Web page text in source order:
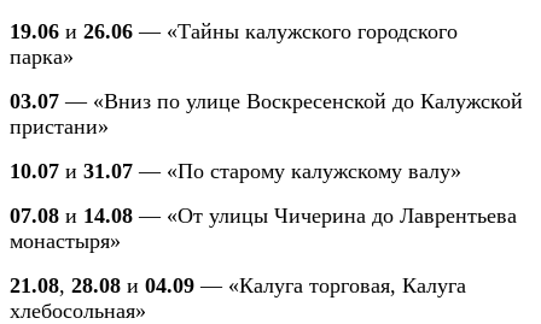
19.06 и 26.06 — «Тайны калужского городского
парка»
03.07 — «Вниз по улице Воскресенской до Калужской
пристани»
10.07 и 31.07 — «По старому калужскому валу»
07.08 и 14.08 — «От улицы Чичерина до Лаврентьева
монастыря»
21.08, 28.08 и 04.09 — «Калуга торговая, Калуга
хлебосольная»